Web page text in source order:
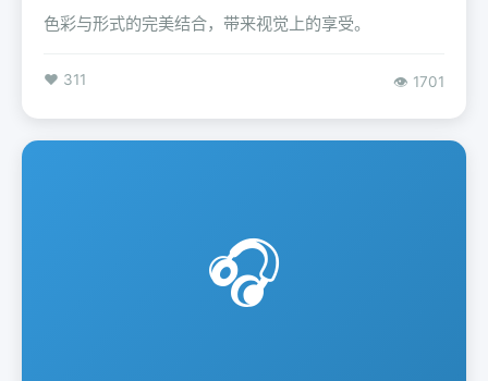
色彩与形式的完美结合，带来视觉上的享受。
❤️ 311 👁️ 1701
🎧